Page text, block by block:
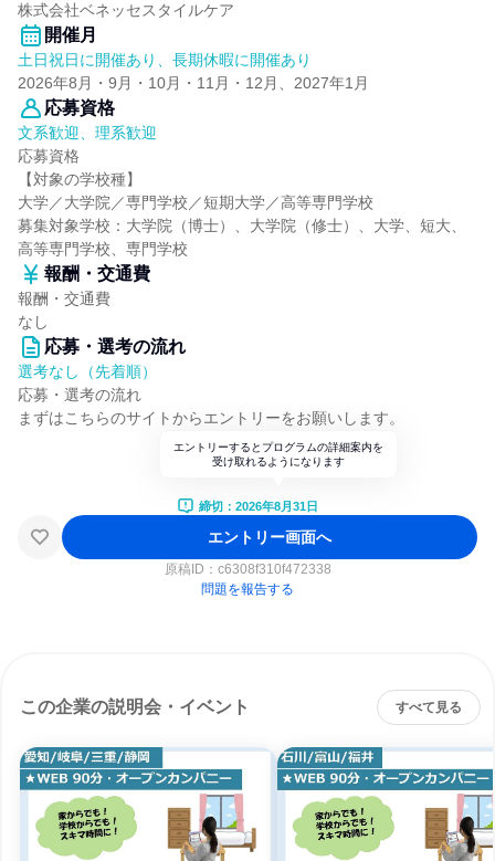
株式会社ベネッセスタイルケア
開催月
土日祝日に開催あり、長期休暇に開催あり
2026年8月・9月・10月・11月・12月、2027年1月
応募資格
文系歓迎、理系歓迎
応募資格
【対象の学校種】
大学／大学院／専門学校／短期大学／高等専門学校
募集対象学校：大学院（博士）、大学院（修士）、大学、短大、
高等専門学校、専門学校
報酬・交通費
報酬・交通費
なし
応募・選考の流れ
選考なし（先着順）
応募・選考の流れ
まずはこちらのサイトからエントリーをお願いします。
エントリーするとプログラムの詳細案内を
受け取れるようになります
締切：2026年8月31日
エントリー画面へ
原稿ID： c6308f310f472338
問題を報告する
この企業の説明会・イベント すべて見る